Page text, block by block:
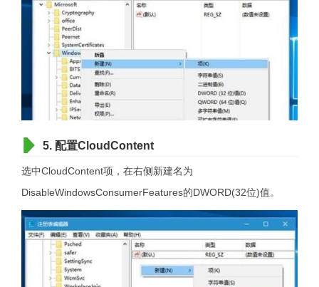
5. 配置CloudContent
选中CloudContent项，在右侧新建名为
DisableWindowsConsumerFeatures的DWORD(32位)值。